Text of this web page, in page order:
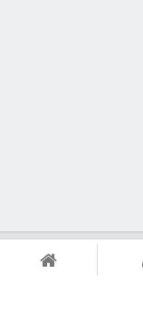
Powered By